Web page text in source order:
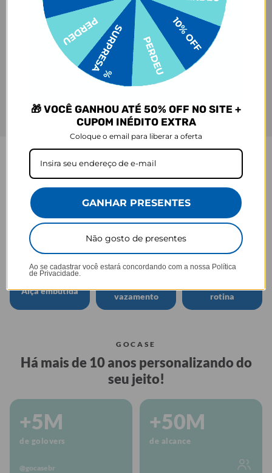
Praticidade que acompanha seu ritmo.
Alça embutida
vazamento
rotina
GOCASE
Há mais de 10 anos personalizando do
seu jeito!
+5M
de golovers
@gocasebr
+50M
de alcance
🎁 VOCÊ GANHOU ATÉ 50% OFF NO SITE +
CUPOM INÉDITO EXTRA
Coloque o email para liberar a oferta
GANHAR PRESENTES
Não gosto de presentes
Ao se cadastrar você estará concordando com a nossa Política
de Privacidade.